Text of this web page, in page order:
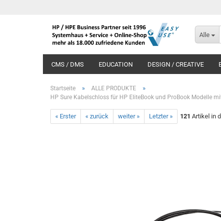
Alle
CMS / DMS EDUCATION DESIGN / CREATIVE
Startseite » ALLE PRODUKTE »
HP Sure Kabelschloss für HP EliteBook und ProBook Modelle
« Erster « zurück weiter » Letzter » 121 Artikel in